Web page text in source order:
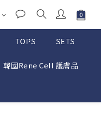
TOPS SETS
韓國Rene Cell 護膚品